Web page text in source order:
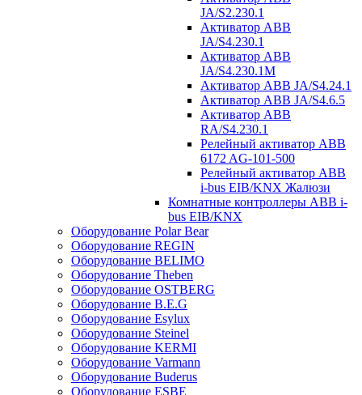
JA/S2.230.1
Активатор ABB
JA/S4.230.1
Активатор ABB
JA/S4.230.1M
Активатор ABB JA/S4.24.1
Активатор ABB JA/S4.6.5
Активатор ABB
RA/S4.230.1
Релейный активатор ABB
6172 AG-101-500
Релейный активатор ABB
i-bus EIB/KNX Жалюзи
Комнатные контроллеры ABB i-
bus EIB/KNX
Оборудование Polar Bear
Оборудование REGIN
Оборудование BELIMO
Оборудование Theben
Оборудование OSTBERG
Оборудование B.E.G
Оборудование Esylux
Оборудование Steinel
Оборудование KERMI
Оборудование Varmann
Оборудование Buderus
Оборудование ESBE